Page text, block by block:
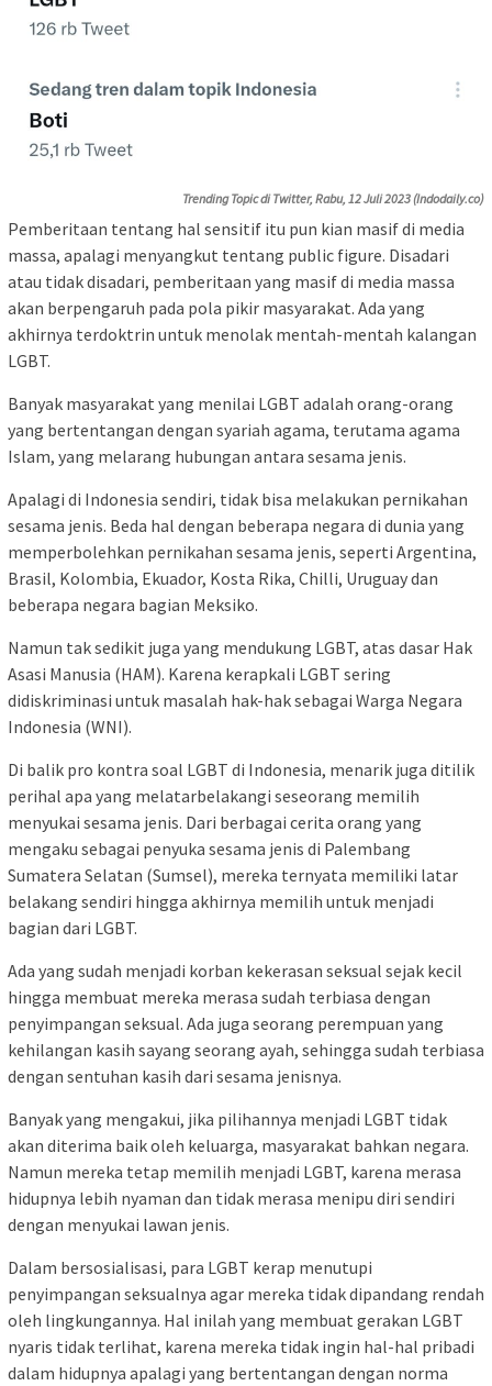
Trending Topic di Twitter, Rabu, 12 Juli 2023 (Indodaily.co)
Pemberitaan tentang hal sensitif itu pun kian masif di media
massa, apalagi menyangkut tentang public figure. Disadari
atau tidak disadari, pemberitaan yang masif di media massa
akan berpengaruh pada pola pikir masyarakat. Ada yang
akhirnya terdoktrin untuk menolak mentah-mentah kalangan
LGBT.
Banyak masyarakat yang menilai LGBT adalah orang-orang
yang bertentangan dengan syariah agama, terutama agama
Islam, yang melarang hubungan antara sesama jenis.
Apalagi di Indonesia sendiri, tidak bisa melakukan pernikahan
sesama jenis. Beda hal dengan beberapa negara di dunia yang
memperbolehkan pernikahan sesama jenis, seperti Argentina,
Brasil, Kolombia, Ekuador, Kosta Rika, Chilli, Uruguay dan
beberapa negara bagian Meksiko.
Namun tak sedikit juga yang mendukung LGBT, atas dasar Hak
Asasi Manusia (HAM). Karena kerapkali LGBT sering
didiskriminasi untuk masalah hak-hak sebagai Warga Negara
Indonesia (WNI).
Di balik pro kontra soal LGBT di Indonesia, menarik juga ditilik
perihal apa yang melatarbelakangi seseorang memilih
menyukai sesama jenis. Dari berbagai cerita orang yang
mengaku sebagai penyuka sesama jenis di Palembang
Sumatera Selatan (Sumsel), mereka ternyata memiliki latar
belakang sendiri hingga akhirnya memilih untuk menjadi
bagian dari LGBT.
Ada yang sudah menjadi korban kekerasan seksual sejak kecil
hingga membuat mereka merasa sudah terbiasa dengan
penyimpangan seksual. Ada juga seorang perempuan yang
kehilangan kasih sayang seorang ayah, sehingga sudah terbiasa
dengan sentuhan kasih dari sesama jenisnya.
Banyak yang mengakui, jika pilihannya menjadi LGBT tidak
akan diterima baik oleh keluarga, masyarakat bahkan negara.
Namun mereka tetap memilih menjadi LGBT, karena merasa
hidupnya lebih nyaman dan tidak merasa menipu diri sendiri
dengan menyukai lawan jenis.
Dalam bersosialisasi, para LGBT kerap menutupi
penyimpangan seksualnya agar mereka tidak dipandang rendah
oleh lingkungannya. Hal inilah yang membuat gerakan LGBT
nyaris tidak terlihat, karena mereka tidak ingin hal-hal pribadi
dalam hidupnya apalagi yang bertentangan dengan norma